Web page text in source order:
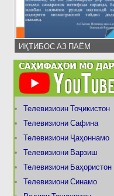
ИҚТИБОС АЗ ПАЁМ
Телевизиоин Тоҷикистон
Телевизиони Сафина
Телевизиони Ҷаҳоннамо
Телевизиони Варзиш
Телевизиони Баҳористон
Телевизиони Синамо